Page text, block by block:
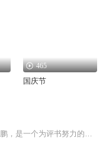
465
国庆节